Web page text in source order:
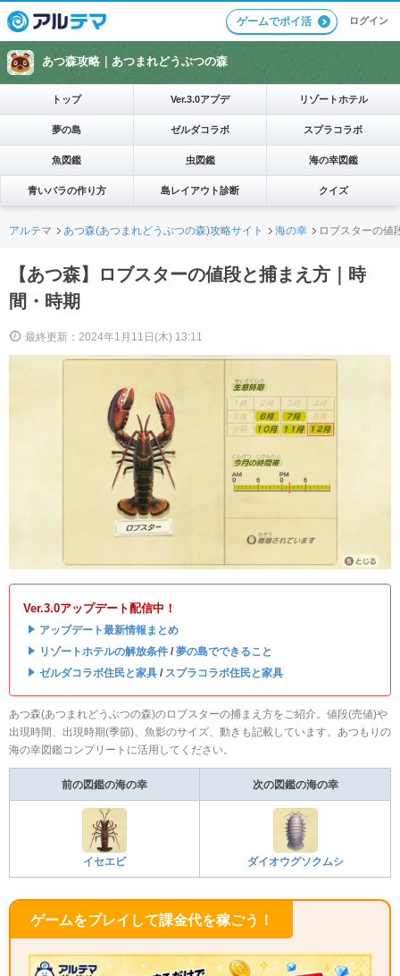
ゲームでポイ活 ログイン
あつ森攻略｜あつまれどうぶつの森
トップ Ver.3.0アプデ リゾートホテル
夢の島 ゼルダコラボ スプラコラボ
魚図鑑 虫図鑑 海の幸図鑑
青いバラの作り方 島レイアウト診断 クイズ
アルテマ あつ森(あつまれどうぶつの森)攻略サイト 海の幸 ロブスターの値
【あつ森】ロブスターの値段と捕まえ方｜時
間・時期
最終更新：2024年1月11日(木) 13:11
Ver.3.0アップデート配信中！
・ アップデート最新情報まとめ
・ リゾートホテルの解放条件 / 夢の島でできること
・ ゼルダコラボ住民と家具 / スプラコラボ住民と家具
あつ森(あつまれどうぶつの森)のロブスターの捕まえ方をご紹介。値段(売値)や
出現時間、出現時期(季節)、魚影のサイズ、動きも記載しています。あつもりの
海の幸図鑑コンプリートに活用してください。
前の図鑑の海の幸 次の図鑑の海の幸
イセエビ ダイオウグソクムシ
ゲームをプレイして課金代を稼ごう！